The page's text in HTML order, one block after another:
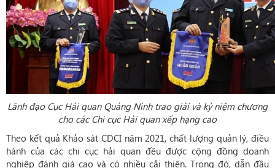
Lãnh đạo Cục Hải quan Quảng Ninh trao giải và kỷ niệm chương
cho các Chi cục Hải quan xếp hạng cao
Theo kết quả Khảo sát CDCI năm 2021, chất lượng quản lý, điều
hành của các chi cục hải quan đều được cộng đồng doanh
nghiệp đánh giá cao và có nhiều cải thiện. Trong đó, dẫn đầu